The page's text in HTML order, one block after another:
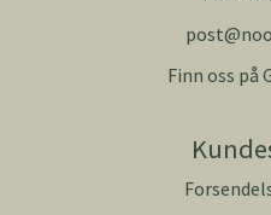
Finn oss på